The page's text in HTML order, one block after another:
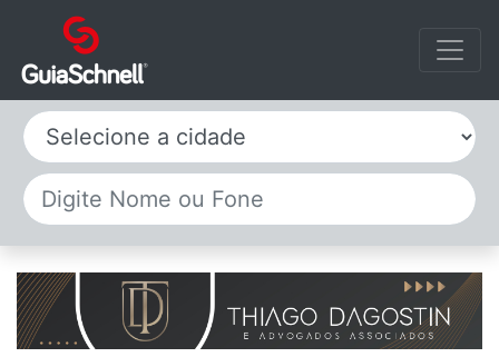
Selecione a cidade